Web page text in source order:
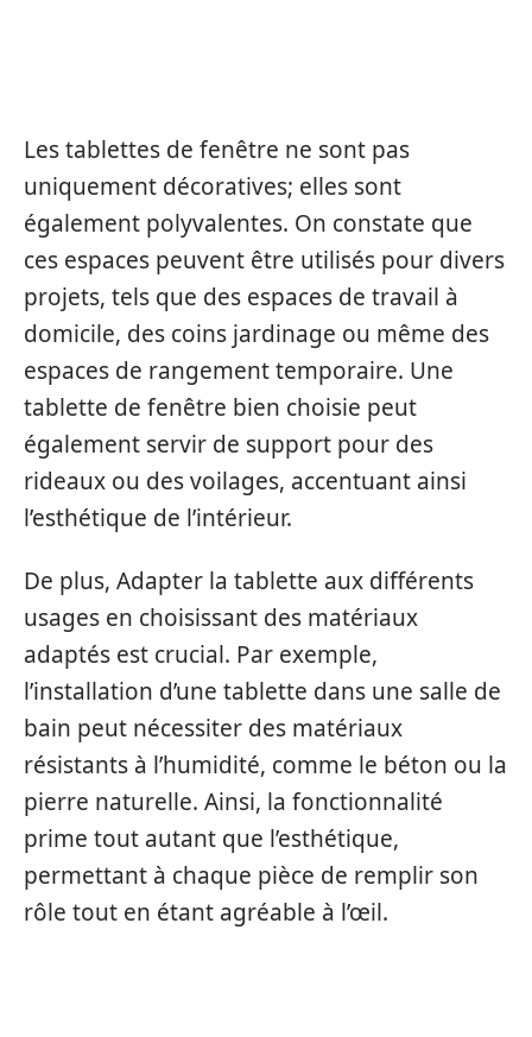
Les tablettes de fenêtre ne sont pas
uniquement décoratives; elles sont
également polyvalentes. On constate que
ces espaces peuvent être utilisés pour divers
projets, tels que des espaces de travail à
domicile, des coins jardinage ou même des
espaces de rangement temporaire. Une
tablette de fenêtre bien choisie peut
également servir de support pour des
rideaux ou des voilages, accentuant ainsi
l’esthétique de l’intérieur.
De plus, Adapter la tablette aux différents
usages en choisissant des matériaux
adaptés est crucial. Par exemple,
l’installation d’une tablette dans une salle de
bain peut nécessiter des matériaux
résistants à l’humidité, comme le béton ou la
pierre naturelle. Ainsi, la fonctionnalité
prime tout autant que l’esthétique,
permettant à chaque pièce de remplir son
rôle tout en étant agréable à l’œil.